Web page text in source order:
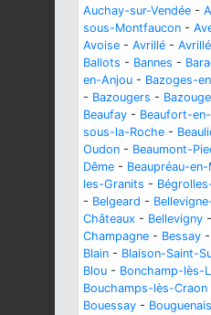
Auchay-sur-Vendée -
sous-Montfaucon -
Avoise - Avrillé - Avrillé
Ballots - Bannes -
en-Anjou - Bazoges-
- Bazougers -
Beaufay - Beaufort-
sous-la-Roche -
Oudon - Beaumont-
Dême - Beaupréau-en-
les-Granits -
- Belgeard -
Châteaux - Bellevigny -
Champagne - Bessay -
Blain - Blaison-Saint-
Blou - Bonchamp-lès-
Bouchamps-lès-Craon
Bouessay - Bouguenais